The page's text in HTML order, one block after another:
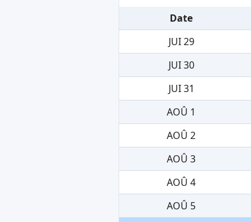
Date
JUI 29
JUI 30
JUI 31
AOÛ 1
AOÛ 2
AOÛ 3
AOÛ 4
AOÛ 5